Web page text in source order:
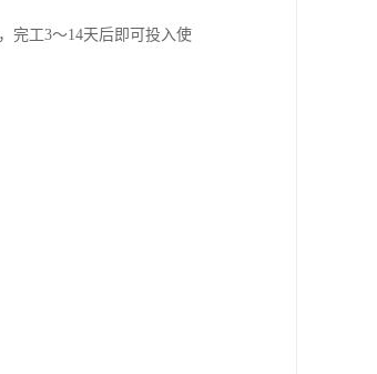
完工3～14天后即可投入使